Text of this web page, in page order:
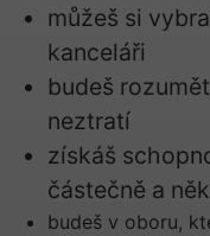
můžeš si
kanceláři
budeš
neztratí
získáš
částečně a
budeš v oboru,